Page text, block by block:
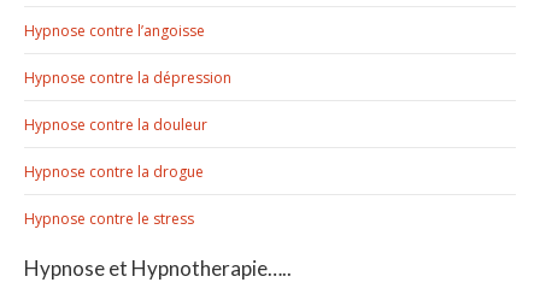
Hypnose contre l’angoisse
Hypnose contre la dépression
Hypnose contre la douleur
Hypnose contre la drogue
Hypnose contre le stress
Hypnose et Hypnotherapie…..